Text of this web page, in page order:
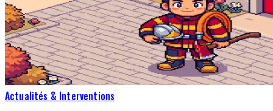
Actualités & Interventions